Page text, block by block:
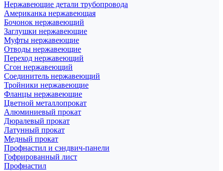
Нержавеющие детали трубопровода
Американка нержавеющая
Бочонок нержавеющий
Заглушки нержавеющие
Муфты нержавеющие
Отводы нержавеющие
Переход нержавеющий
Сгон нержавеющий
Соединитель нержавеющий
Тройники нержавеющие
Фланцы нержавеющие
Цветной металлопрокат
Алюминиевый прокат
Дюралевый прокат
Латунный прокат
Медный прокат
Профнастил и сэндвич-панели
Гофрированный лист
Профнастил